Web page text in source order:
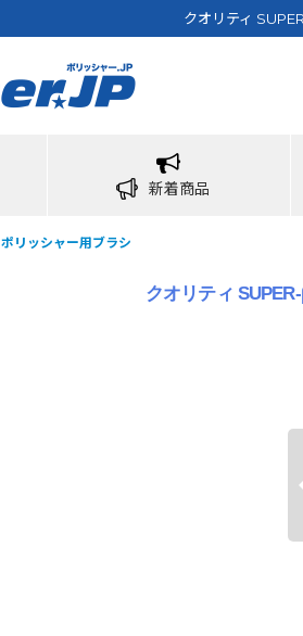
クオリティ
新着商品
ポリッシャー用ブラシ
クオリティ